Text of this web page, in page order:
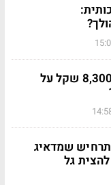
כללית סירבה להחזיר 8,300 שקל על
שמדאיג
גל